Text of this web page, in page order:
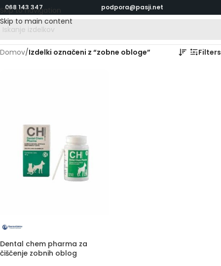
Skip to navigation
Skip to main content
068 143 347 podpora@pasji.net
Domov/Izdelki označeni z “zobne obloge” Filters
Dental chem pharma za
čiščenje zobnih oblog